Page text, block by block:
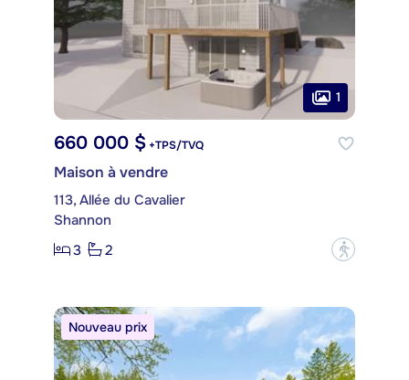
1
660 000 $ +TPS/TVQ
Maison à vendre
113, Allée du Cavalier
Shannon
3
2 ?
Nouveau prix